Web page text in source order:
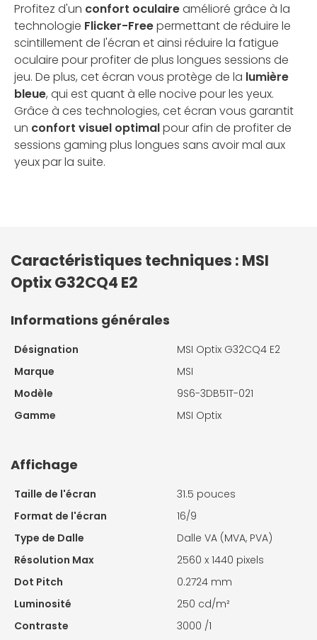
Profitez d'un confort oculaireamélioré grâce à la
technologie Flicker-Freepermettant de réduire le
scintillement de l'écran et ainsi réduire la fatigue
oculaire pour profiter de plus longues sessions de
jeu. De plus, cet écran vous protège de la lumière
bleue, qui est quant à elle nocive pour les yeux.
Grâce à ces technologies, cet écran vous garantit
un confort visuel optimalpour afin de profiter de
sessions gaming plus longues sans avoir mal aux
yeux par la suite.
Caractéristiques techniques : MSI
Optix G32CQ4 E2
Informations générales
Désignation
MSI Optix G32CQ4 E2
Marque
MSI
Modèle
9S6-3DB51T-021
Gamme
MSI Optix
Affichage
Taille de l'écran
31.5 pouces
Format de l'écran
16/9
Type de Dalle
Dalle VA (MVA, PVA)
Résolution Max
2560 x 1440 pixels
Dot Pitch
0.2724 mm
Luminosité
250 cd/m²
Contraste
3000 /1